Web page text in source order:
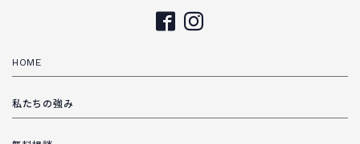
HOME
私たちの強み